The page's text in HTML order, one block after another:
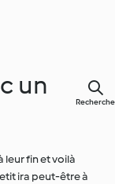
Recherche
un
leur fin et voilà
ira peut-être à